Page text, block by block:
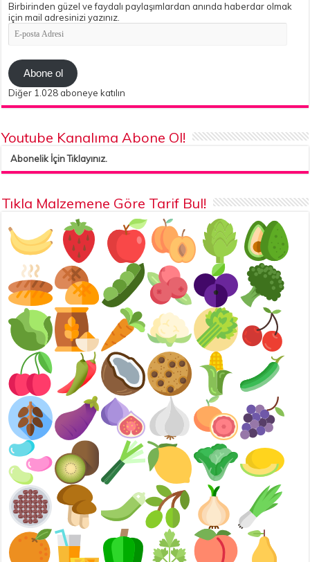
Birbirinden güzel ve faydalı paylaşımlardan anında haberdar olmak
için mail adresinizi yazınız.
E-
posta
Abone ol
Diğer 1.028 aboneye katılın
Youtube Kanalıma Abone Ol!
Abonelik İçin Tıklayınız.
Tıkla Malzemene Göre Tarif Bul!